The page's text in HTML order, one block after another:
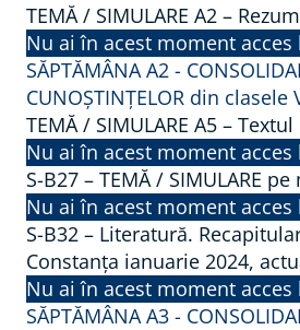
TEMĂ / SIMULARE A2 –
Nu ai în acest moment
SĂPTĂMÂNA A2 -
CUNOȘTINȚELOR din clasele
TEMĂ / SIMULARE A5 –
Nu ai în acest moment
S-B27 – TEMĂ / SIMULARE
Nu ai în acest moment
S-B32 – Literatură.
Constanța ianuarie 2024,
Nu ai în acest moment
SĂPTĂMÂNA A3 -